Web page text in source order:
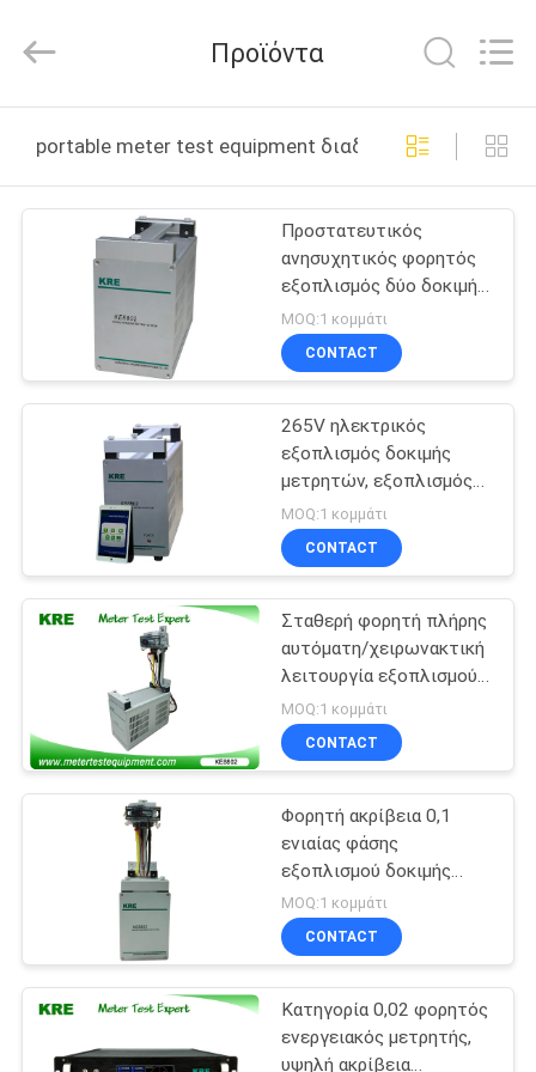
ΠΡΟΪΌΝΤΑ
ΠΕΡΊΠΟΥ
ΕΜΕΊΣ
ΓΎΡΟΣ
ΕΡΓΟΣΤΑΣΊΩΝ
ΠΟΙΟΤΙΚΌΣ
ΈΛΕΓΧΟΣ
ΜΑΣ
ΕΠΑΦΉ
ΜΕ
ΖΗΤΉΣΤΕ
ΑΠΌΣΠΑΣΜΑ
SITEMAP
Enterprises
Rights
Προϊόντα
portable meter test equipment διαδικτυακή
Προστατευτικός
ανησυχητικός φορητός
εξοπλισμός δύο δοκιμής
μετρητών - εισαγωγή
σφυγμού καναλιών
MOQ:1 κομμάτι
CONTACT
265V ηλεκτρικός
εξοπλισμός δοκιμής
μετρητών, εξοπλισμός
120A δοκιμής υψηλής
τάσης
MOQ:1 κομμάτι
CONTACT
Σταθερή φορητή πλήρης
αυτόματη/χειρωνακτική
λειτουργία εξοπλισμού
δοκιμής μετρητών
MOQ:1 κομμάτι
CONTACT
Φορητή ακρίβεια 0,1
ενιαίας φάσης
εξοπλισμού δοκιμής
μετρητών υψηλής
ακρίβειας
MOQ:1 κομμάτι
CONTACT
Κατηγορία 0,02 φορητός
ενεργειακός μετρητής,
υψηλή ακρίβεια